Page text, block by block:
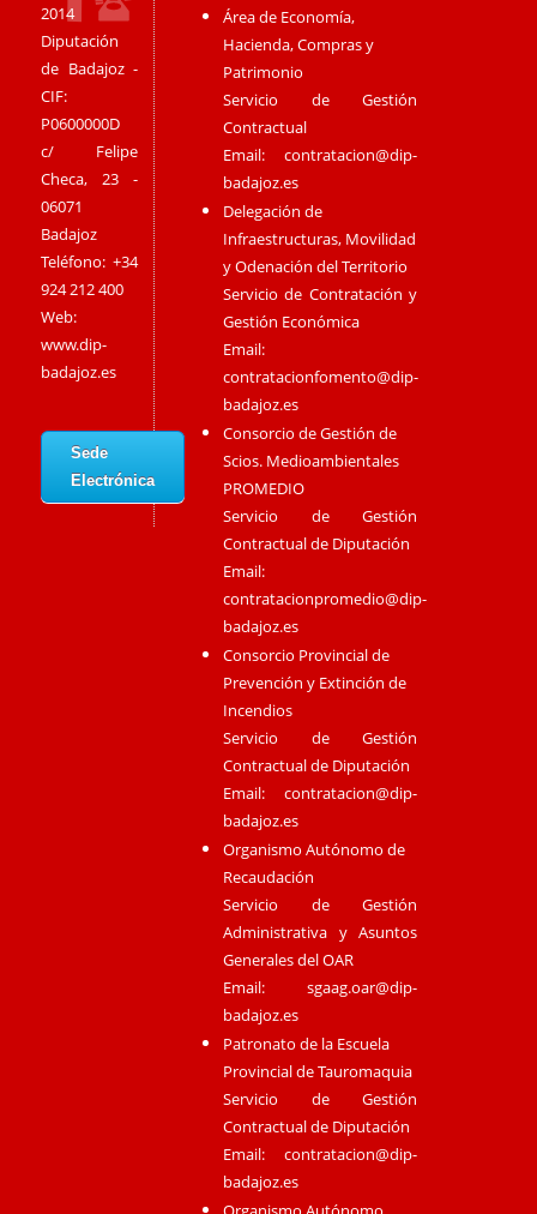
2014
Diputación
de Badajoz -
CIF:
P0600000D
c/ Felipe
Checa, 23 -
06071
Badajoz
Teléfono: +34
924 212 400
Web:
www.dip-
badajoz.es
Sede
Electrónica
Área de Economía,
Hacienda, Compras y
Patrimonio
Servicio de Gestión
Contractual
Email:contratacion@dip-
badajoz.es
Delegación de
Infraestructuras, Movilidad
y Odenación del Territorio
Servicio de Contratación y
Gestión Económica
Email:
contratacionfomento@dip-
badajoz.es
Consorcio de Gestión de
Scios. Medioambientales
PROMEDIO
Servicio de Gestión
Contractual de Diputación
Email:
contratacionpromedio@dip-
badajoz.es
Consorcio Provincial de
Prevención y Extinción de
Incendios
Servicio de Gestión
Contractual de Diputación
Email:contratacion@dip-
badajoz.es
Organismo Autónomo de
Recaudación
Servicio de Gestión
Administrativa y Asuntos
Generales del OAR
Email:sgaag.oar@dip-
badajoz.es
Patronato de la Escuela
Provincial de Tauromaquia
Servicio de Gestión
Contractual de Diputación
Email:contratacion@dip-
badajoz.es